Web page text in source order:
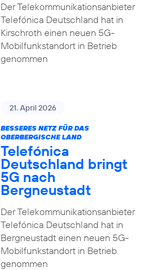
Der Telekommunikationsanbieter
Telefónica Deutschland hat in
Kirschroth einen neuen 5G-
Mobilfunkstandort in Betrieb
genommen
21. April 2026
BESSERES NETZ FÜR DAS
OBERBERGISCHE LAND
Telefónica
Deutschland bringt
5G nach
Bergneustadt
Der Telekommunikationsanbieter
Telefónica Deutschland hat in
Bergneustadt einen neuen 5G-
Mobilfunkstandort in Betrieb
genommen